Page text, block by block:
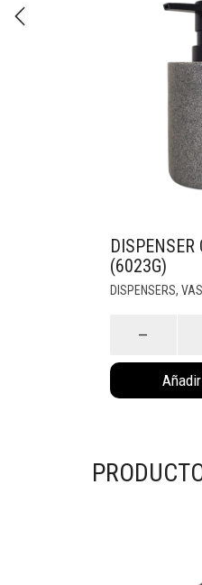
DISPENSER
(6023G)
DISPENSERS,
Gris
cantidad